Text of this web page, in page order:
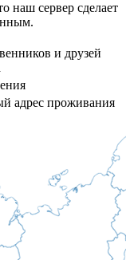
наш сервер сделает
и друзей
адрес проживания